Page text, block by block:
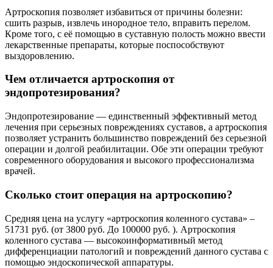
Артроскопия позволяет избавиться от причины болезни:
сшить разрыв, извлечь инородное тело, вправить перелом.
Кроме того, с её помощью в суставную полость можно ввести
лекарственные препараты, которые поспособствуют
выздоровлению.
Чем отличается артроскопия от
эндопротезирования?
Эндопротезирование — единственный эффективный метод
лечения при серьезных повреждениях суставов, а артроскопия
позволяет устранить большинство повреждений без серьезной
операции и долгой реабилитации. Обе эти операции требуют
современного оборудования и высокого профессионализма
врачей.
Сколько стоит операция на артроскопию?
Средняя цена на услугу «артроскопия коленного сустава» –
51731 руб. (от 3800 руб. До 100000 руб. ). Артроскопия
коленного сустава — высокоинформативный метод
дифференциации патологий и повреждений данного сустава с
помощью эндоскопической аппаратуры.